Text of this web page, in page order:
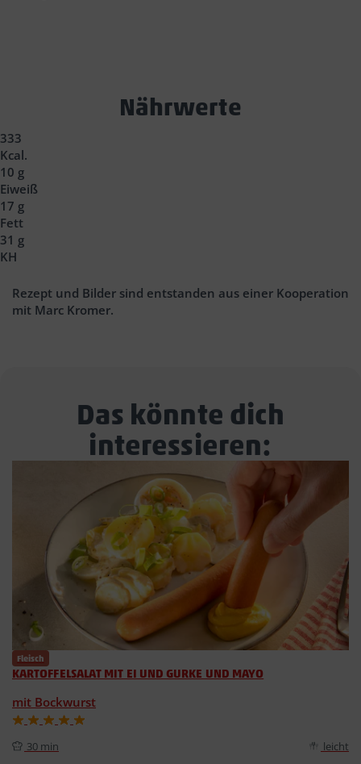
Block
Headline
Nährwerte
333
Kcal.
10 g
Eiweiß
17 g
Fett
31 g
KH
Rezept und Bilder sind entstanden aus einer Kooperation
mit Marc Kromer.
Das könnte dich
interessieren:
Fleisch
KARTOFFELSALAT MIT EI UND GURKE UND MAYO
mit Bockwurst
30 min leicht